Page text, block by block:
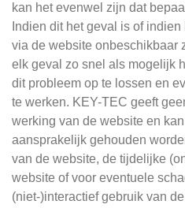
kan het evenwel zijn dat
Indien dit het geval is of
via de website onbeschikbaar
elk geval zo snel als mogelijk
dit probleem op te lossen en
te werken. KEY-TEC geeft
werking van de website en
aansprakelijk gehouden
van de website, de tijdelijke
website of voor eventuele
(niet-)interactief gebruik van